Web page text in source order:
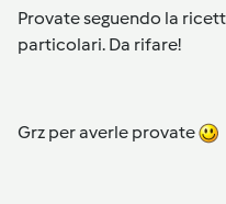
Provate seguendo la
particolari. Da rifare!
Grz per averle provate